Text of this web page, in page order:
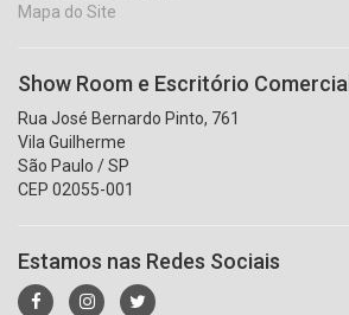
Mapa do Site
Show Room e Escritório Comercial
Rua José Bernardo Pinto, 761
Vila Guilherme
São Paulo / SP
CEP 02055-001
Estamos nas Redes Sociais